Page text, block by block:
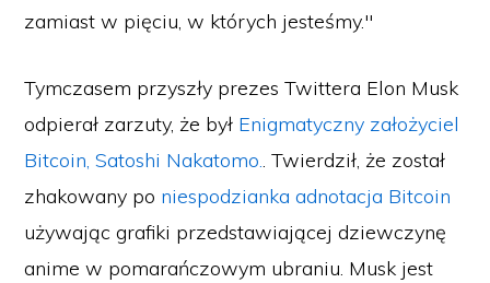
zamiast w pięciu, w których jesteśmy."
Tymczasem przyszły prezes Twittera Elon Musk
odpierał zarzuty, że był Enigmatyczny założyciel
Bitcoin, Satoshi Nakatomo.. Twierdził, że został
zhakowany po niespodzianka adnotacja Bitcoin
używając grafiki przedstawiającej dziewczynę
anime w pomarańczowym ubraniu. Musk jest